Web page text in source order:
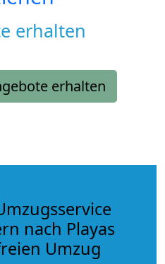
erhalten
erhalten
nach Playas
Umzug